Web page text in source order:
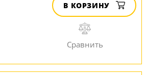
В КОРЗИНУ